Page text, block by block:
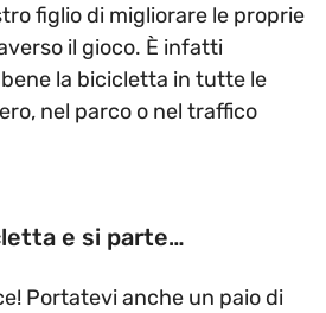
figlio di migliorare le proprie
il gioco. È infatti
la bicicletta in tutte le
nel parco o nel traffico
e si parte…
Portatevi anche un paio di